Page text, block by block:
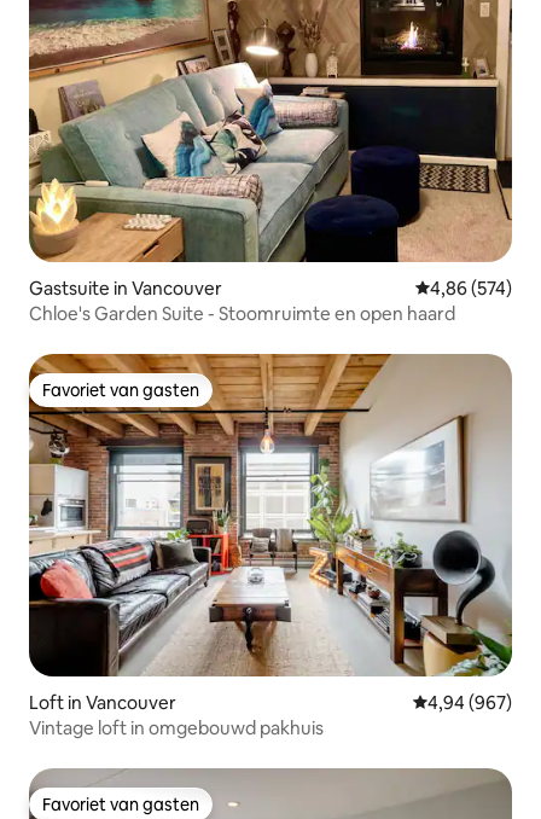
Gastsuite in Vancouver Gemiddelde
4,86 (574)
Chloe's Garden Suite - Stoomruimte en open haard
Favoriet van gasten
Favoriet van gasten
Loft in Vancouver Gemiddelde
4,94 (967)
Vintage loft in omgebouwd pakhuis
Favoriet van gasten